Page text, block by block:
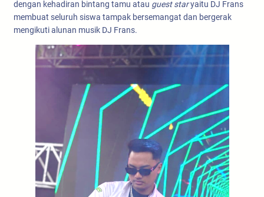
dengan kehadiran bintang tamu atau guest staryaitu DJ Frans
membuat seluruh siswa tampak bersemangat dan bergerak
mengikuti alunan musik DJ Frans.